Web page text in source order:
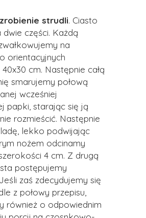
zrobienie strudli. Ciasto
dwie części. Każdą
na
orientacyjnych
cm. Następnie całą
smarujemy połową
wcześniej
papki, starając się ją
rozmieścić. Następnie
lekko podwijając
nożem odcinamy
4 cm. Z drugą
postępujemy
zaś zdecydujemy się
z połowy przepisu,
również o odpowiednim